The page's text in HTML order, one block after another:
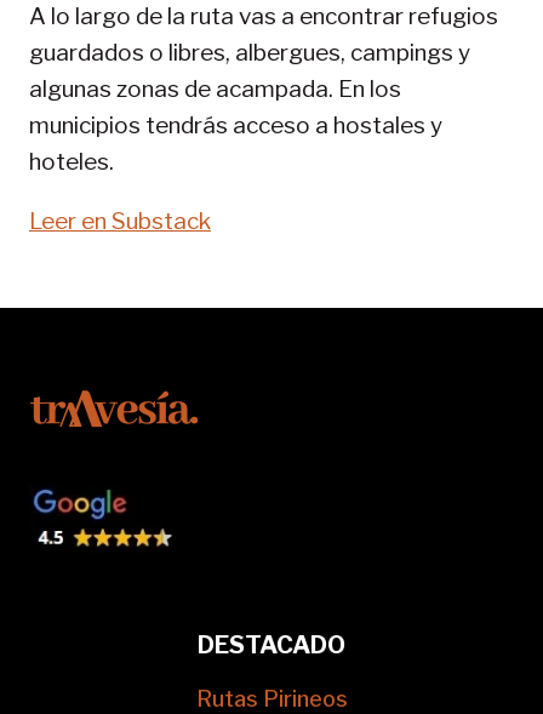
A lo largo de la ruta vas a encontrar refugios
guardados o libres, albergues, campings y
algunas zonas de acampada. En los
municipios tendrás acceso a hostales y
hoteles.
Leer en Substack
DESTACADO
Rutas Pirineos